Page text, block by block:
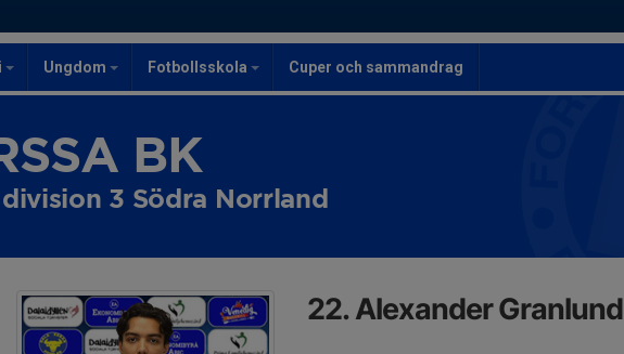
Ungdom Fotbollsskola Cuper och sammandrag
BK
division 3 Södra Norrland
22. Alexander Granlund